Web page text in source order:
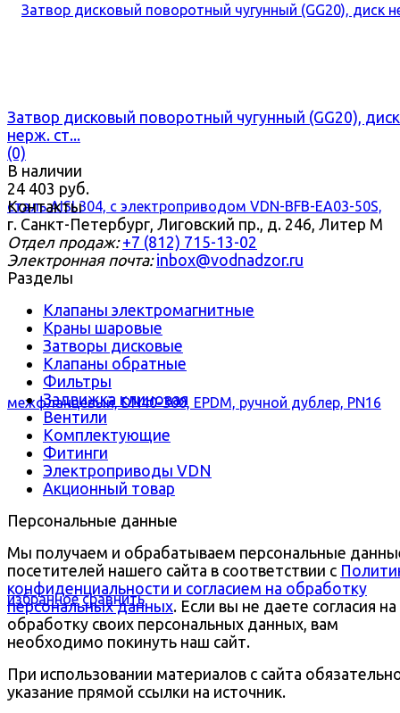
избранное сравнить
Затвор дисковый поворотный чугунный (GG20), диск
нерж. ст...
(0)
В наличии
24 403 руб.
Контакты
г. Санкт-Петербург, Лиговский пр., д. 246, Литер М
Отдел продаж: +7 (812) 715-13-02
Электронная почта: inbox@vodnadzor.ru
Разделы
Клапаны электромагнитные
Краны шаровые
Затворы дисковые
Клапаны обратные
Фильтры
Задвижка клиновая
Вентили
Комплектующие
Фитинги
Электроприводы VDN
Акционный товар
Персональные данные
Мы получаем и обрабатываем персональные
посетителей нашего сайта в соответствии с
конфиденциальности и согласием на обработку
персональных данных. Если вы не даете согласия на
обработку своих персональных данных, вам
необходимо покинуть наш сайт.
При использовании материалов с сайта
указание прямой ссылки на источник.